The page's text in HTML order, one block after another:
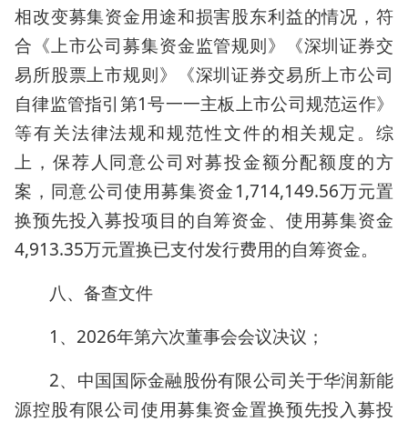
相改变募集资金用途和损害股东利益的情况，符
合《上市公司募集资金监管规则》《深圳证券交
易所股票上市规则》《深圳证券交易所上市公司
自律监管指引第1号一一主板上市公司规范运作》
等有关法律法规和规范性文件的相关规定。综
上，保荐人同意公司对募投金额分配额度的方
案，同意公司使用募集资金1,714,149.56万元置
换预先投入募投项目的自筹资金、使用募集资金
4,913.35万元置换已支付发行费用的自筹资金。
八、备查文件
1、2026年第六次董事会会议决议；
2、中国国际金融股份有限公司关于华润新能
源控股有限公司使用募集资金置换预先投入募投